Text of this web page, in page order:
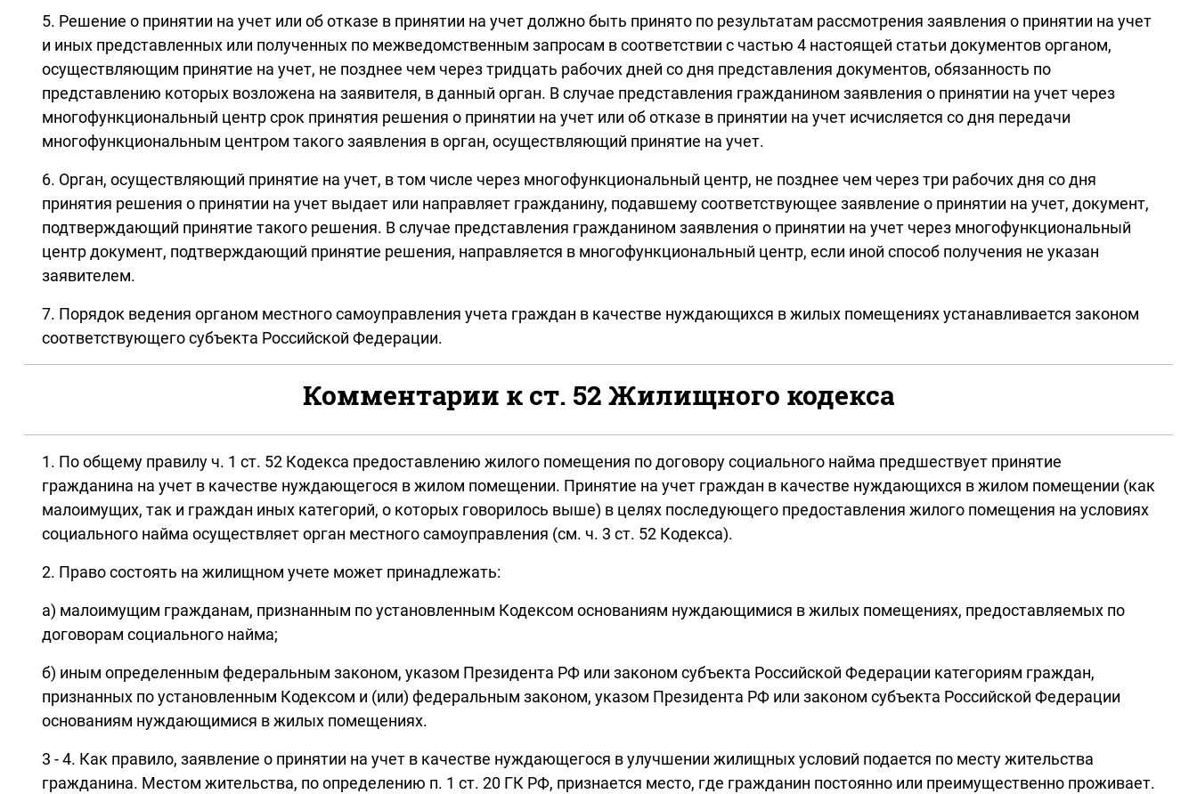
5. Решение о принятии на учет или об отказе в принятии на учет должно быть принято по результатам рассмотрения заявления о принятии на учет
и иных представленных или полученных по межведомственным запросам в соответствии с частью 4 настоящей статьи документов органом,
осуществляющим принятие на учет, не позднее чем через тридцать рабочих дней со дня представления документов, обязанность по
представлению которых возложена на заявителя, в данный орган. В случае представления гражданином заявления о принятии на учет через
многофункциональный центр срок принятия решения о принятии на учет или об отказе в принятии на учет исчисляется со дня передачи
многофункциональным центром такого заявления в орган, осуществляющий принятие на учет.
6. Орган, осуществляющий принятие на учет, в том числе через многофункциональный центр, не позднее чем через три рабочих дня со дня
принятия решения о принятии на учет выдает или направляет гражданину, подавшему соответствующее заявление о принятии на учет, документ,
подтверждающий принятие такого решения. В случае представления гражданином заявления о принятии на учет через многофункциональный
центр документ, подтверждающий принятие решения, направляется в многофункциональный центр, если иной способ получения не указан
заявителем.
7. Порядок ведения органом местного самоуправления учета граждан в качестве нуждающихся в жилых помещениях устанавливается законом
соответствующего субъекта Российской Федерации.
Комментарии к ст. 52 Жилищного кодекса
1. По общему правилу ч. 1 ст. 52 Кодекса предоставлению жилого помещения по договору социального найма предшествует принятие
гражданина на учет в качестве нуждающегося в жилом помещении. Принятие на учет граждан в качестве нуждающихся в жилом помещении (как
малоимущих, так и граждан иных категорий, о которых говорилось выше) в целях последующего предоставления жилого помещения на условиях
социального найма осуществляет орган местного самоуправления (см. ч. 3 ст. 52 Кодекса).
2. Право состоять на жилищном учете может принадлежать:
а) малоимущим гражданам, признанным по установленным Кодексом основаниям нуждающимися в жилых помещениях, предоставляемых по
договорам социального найма;
б) иным определенным федеральным законом, указом Президента РФ или законом субъекта Российской Федерации категориям граждан,
признанных по установленным Кодексом и (или) федеральным законом, указом Президента РФ или законом субъекта Российской Федерации
основаниям нуждающимися в жилых помещениях.
3 - 4. Как правило, заявление о принятии на учет в качестве нуждающегося в улучшении жилищных условий подается по месту жительства
гражданина. Местом жительства, по определению п. 1 ст. 20 ГК РФ, признается место, где гражданин постоянно или преимущественно проживает.